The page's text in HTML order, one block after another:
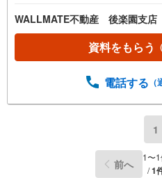
WALLMATE不動産 後楽園支店
資料をもらう
電話する
1
前へ 1〜1
/1